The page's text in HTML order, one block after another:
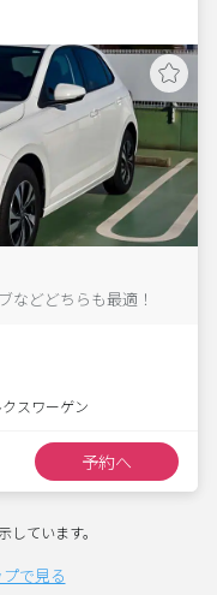
などどちらも最適！
スワーゲン
予約へ
ています。
で見る